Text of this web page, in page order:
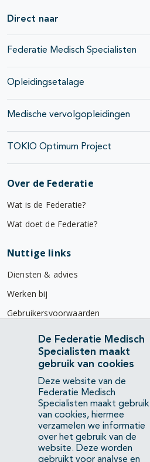
Direct naar
Federatie Medisch Specialisten
Opleidingsetalage
Medische vervolgopleidingen
TOKIO Optimum Project
Over de Federatie
Wat is de Federatie?
Wat doet de Federatie?
Nuttige links
Diensten & advies
Werken bij
Gebruikersvoorwaarden
Privacyverklaring
Contact
Mercatorlaan 1200
3528 BL Utrecht
(088) 505 34 34
info@richtlijnendatabase.nl
De Federatie Medisch
Specialisten maakt
gebruik van cookies
Deze website van de
Federatie Medisch
Specialisten maakt gebruik
van cookies, hiermee
verzamelen we informatie
over het gebruik van de
website. Deze worden
gebruikt voor analyse en